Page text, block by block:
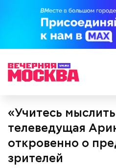
«Учитесь
телеведущая
откровенно о
зрителей